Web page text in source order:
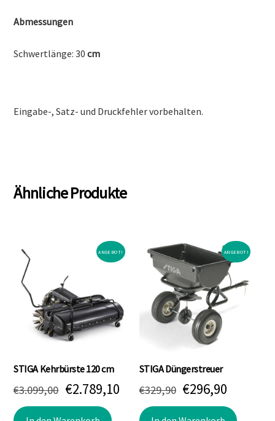
Abmessungen
Schwertlänge: 30 cm
Eingabe-, Satz- und Druckfehler vorbehalten.
Ähnliche Produkte
ANGEBOT!
STIGA Kehrbürste 120 cm
€3.099,00 Ursprünglicher
Preis
€2.789,10Aktueller
Preis
ANGEBOT!
STIGA Düngerstreuer
€329,90 Ursprünglicher
Preis
€296,90
Preis